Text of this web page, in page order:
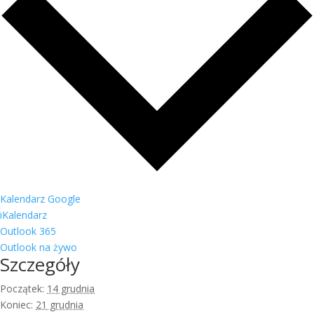
Kalendarz Google
iKalendarz
Outlook 365
Outlook na żywo
Szczegóły
Początek: 14 grudnia
Koniec: 21 grudnia